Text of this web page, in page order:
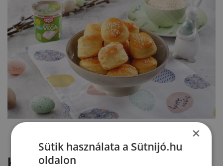
×
Sütik használata a Sütnijó.hu
oldalon